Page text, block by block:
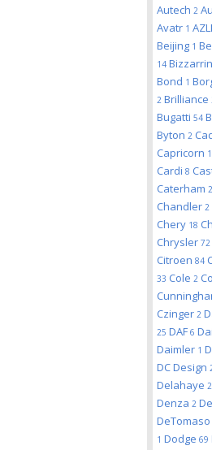
Autech 2
Avatr 1
Beijing 1
14
Bond 1
2 Brilliance
Bugatti 54
Byton 2
Capricorn 1
Cardi 8
Caterham 2
Chandler 2
Chery 18
Chrysler 72
Citroen 84
33 Cole 2
Czinger 2
25 DAF 6
Daimler 1
DC Design
Delahaye 2
Denza 2
DeTomaso
1 Dodge 69